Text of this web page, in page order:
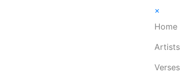
×
Home
Artists
Verses